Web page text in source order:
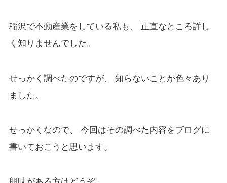
稲沢で不動産業をしている私も、 正直なところ詳し
く知りませんでした。
せっかく調べたのですが、 知らないことが色々あり
ました。
せっかくなので、 今回はその調べた内容をブログに
書いておこうと思います。